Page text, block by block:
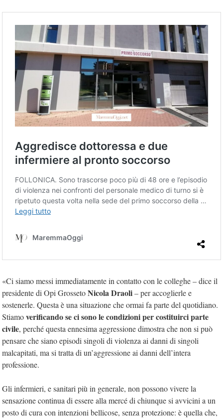
«Ci siamo messi immediatamente in contatto con le colleghe – dice il
presidente di Opi GrossetoNicola Draoli– per accoglierle e
sostenerle. Questa è una situazione che ormai fa parte del quotidiano.
Stiamoverificando se ci sono le condizioni per costituirci parte
civile, perché questa ennesima aggressione dimostra che non si può
pensare che siano episodi singoli di violenza ai danni di singoli
malcapitati, ma si tratta di un’aggressione ai danni dell’intera
professione.
Gli infermieri, e sanitari più in generale, non possono vivere la
sensazione continua di essere alla mercé di chiunque si avvicini a un
posto di cura con intenzioni bellicose, senza protezione: è quella che,